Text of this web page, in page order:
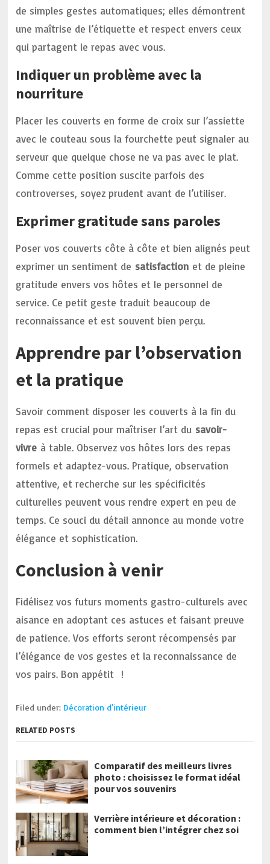
de simples gestes automatiques; elles démontrent
une maîtrise de l’étiquette et respect envers ceux
qui partagent le repas avec vous.
Indiquer un problème avec la
nourriture
Placer les couverts en forme de croix sur l’assiette
avec le couteau sous la fourchette peut signaler au
serveur que quelque chose ne va pas avec le plat.
Comme cette position suscite parfois des
controverses, soyez prudent avant de l’utiliser.
Exprimer gratitude sans paroles
Poser vos couverts côte à côte et bien alignés peut
exprimer un sentiment de satisfaction et de pleine
gratitude envers vos hôtes et le personnel de
service. Ce petit geste traduit beaucoup de
reconnaissance et est souvent bien perçu.
Apprendre par l’observation
et la pratique
Savoir comment disposer les couverts à la fin du
repas est crucial pour maîtriser l’art du savoir-
vivre à table. Observez vos hôtes lors des repas
formels et adaptez-vous. Pratique, observation
attentive, et recherche sur les spécificités
culturelles peuvent vous rendre expert en peu de
temps. Ce souci du détail annonce au monde votre
élégance et sophistication.
Conclusion à venir
Fidélisez vos futurs moments gastro-culturels avec
aisance en adoptant ces astuces et faisant preuve
de patience. Vos efforts seront récompensés par
l’élégance de vos gestes et la reconnaissance de
vos pairs. Bon appétit !
Filed under: Décoration d'intérieur
RELATED POSTS
Comparatif des meilleurs livres
photo : choisissez le format idéal
pour vos souvenirs
Verrière intérieure et décoration :
comment bien l’intégrer chez soi